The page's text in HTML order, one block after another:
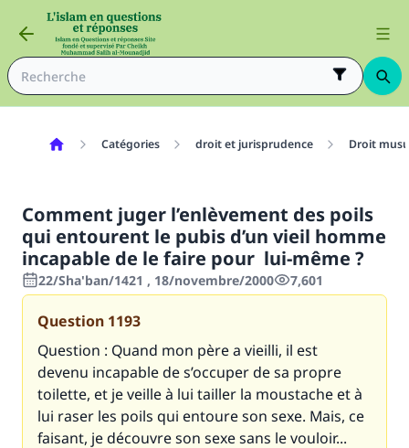
Catégories droit et jurisprudence Droit
Comment juger l’enlèvement des poils
qui entourent le pubis d’un vieil homme
incapable de le faire pour lui-même ?
22/Sha'ban/1421 , 18/novembre/2000 7,601
Question 1193
Question : Quand mon père a vieilli, il est
devenu incapable de s’occuper de sa propre
toilette, et je veille à lui tailler la moustache et à
lui raser les poils qui entoure son sexe. Mais, ce
faisant, je découvre son sexe sans le vouloir...